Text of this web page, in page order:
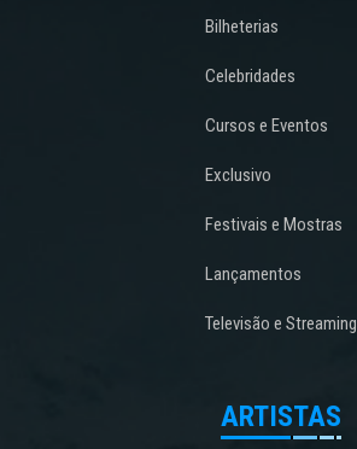
Bilheterias
Celebridades
Cursos e Eventos
Exclusivo
Festivais e Mostras
Lançamentos
Televisão e Streaming
ARTISTAS